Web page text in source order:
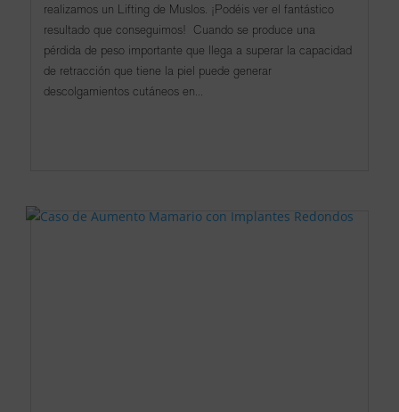
realizamos un Lifting de Muslos. ¡Podéis ver el fantástico
resultado que conseguimos! Cuando se produce una
pérdida de peso importante que llega a superar la capacidad
de retracción que tiene la piel puede generar
descolgamientos cutáneos en...